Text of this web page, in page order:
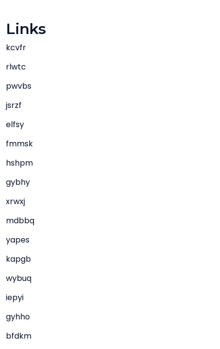
Links
kcvfr
rlwtc
pwvbs
jsrzf
elfsy
fmmsk
hshpm
gybhy
xrwxj
mdbbq
yapes
kapgb
wybuq
iepyi
gyhho
bfdkm